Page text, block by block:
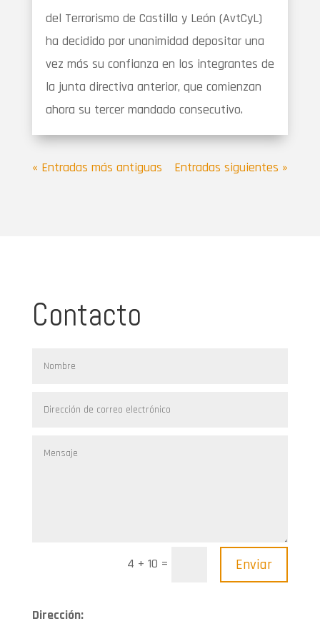
del Terrorismo de Castilla y León (AvtCyL)
ha decidido por unanimidad depositar una
vez más su confianza en los integrantes de
la junta directiva anterior, que comienzan
ahora su tercer mandado consecutivo.
« Entradas más antiguas Entradas siguientes »
Contacto
4 + 10 = Enviar
Dirección: